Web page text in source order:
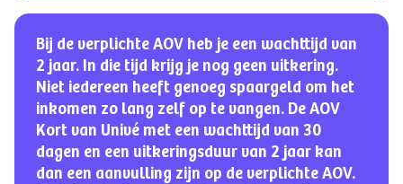
Bij de verplichte AOV heb je een wachttijd van
2 jaar. In die tijd krijg je nog geen uitkering.
Niet iedereen heeft genoeg spaargeld om het
inkomen zo lang zelf op te vangen. De AOV
Kort van Univé met een wachttijd van 30
dagen en een uitkeringsduur van 2 jaar kan
dan een aanvulling zijn op de verplichte AOV.